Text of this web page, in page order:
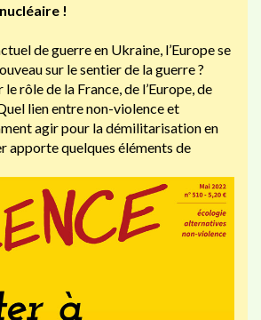
!
de guerre en Ukraine, l’Europe se
sur le sentier de la guerre ?
rôle de la France, de l’Europe, de
lien entre non-violence et
agir pour la démilitarisation en
apporte quelques éléments de